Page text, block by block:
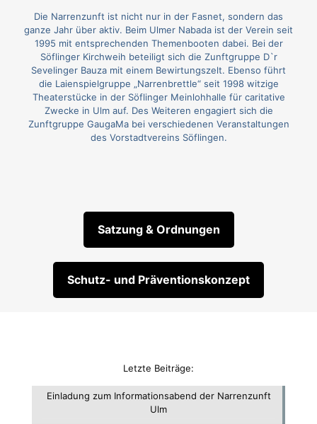
Die Narrenzunft ist nicht nur in der Fasnet, sondern das
ganze Jahr über aktiv. Beim Ulmer Nabada ist der Verein seit
1995 mit entsprechenden Themenbooten dabei. Bei der
Söflinger Kirchweih beteiligt sich die Zunftgruppe D`r
Sevelinger Bauza mit einem Bewirtungszelt. Ebenso führt
die Laienspielgruppe „Narrenbrettle“ seit 1998 witzige
Theaterstücke in der Söflinger Meinlohhalle für caritative
Zwecke in Ulm auf. Des Weiteren engagiert sich die
Zunftgruppe GaugaMa bei verschiedenen Veranstaltungen
des Vorstadtvereins Söflingen.
Satzung & Ordnungen
Schutz- und Präventionskonzept
Letzte Beiträge:
Einladung zum Informationsabend der Narrenzunft
Ulm